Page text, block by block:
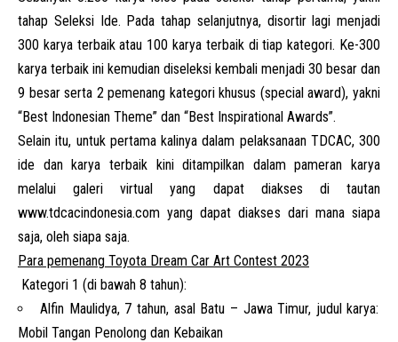
tahap Seleksi Ide. Pada tahap selanjutnya, disortir lagi menjadi
300 karya terbaik atau 100 karya terbaik di tiap kategori. Ke-300
karya terbaik ini kemudian diseleksi kembali menjadi 30 besar dan
9 besar serta 2 pemenang kategori khusus (special award), yakni
“Best Indonesian Theme” dan “Best Inspirational Awards”.
Selain itu, untuk pertama kalinya dalam pelaksanaan TDCAC, 300
ide dan karya terbaik kini ditampilkan dalam pameran karya
melalui galeri virtual yang dapat diakses di tautan
www.tdcacindonesia.com yang dapat diakses dari mana siapa
saja, oleh siapa saja.
Para pemenang Toyota Dream Car Art Contest 2023
Kategori 1 (di bawah 8 tahun):
Alfin Maulidya, 7 tahun, asal Batu – Jawa Timur, judul karya:
Mobil Tangan Penolong dan Kebaikan